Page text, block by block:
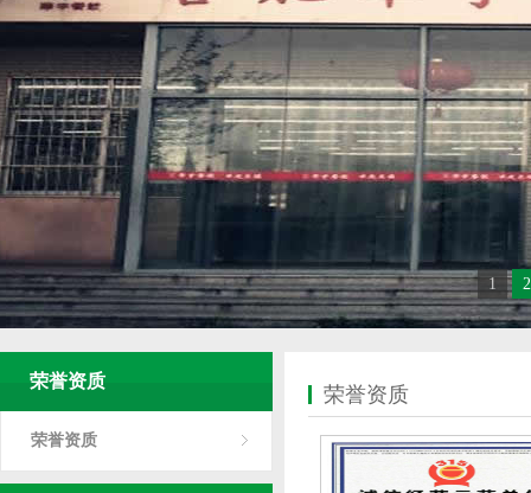
1 2
荣誉资质
荣誉资质
荣誉资质